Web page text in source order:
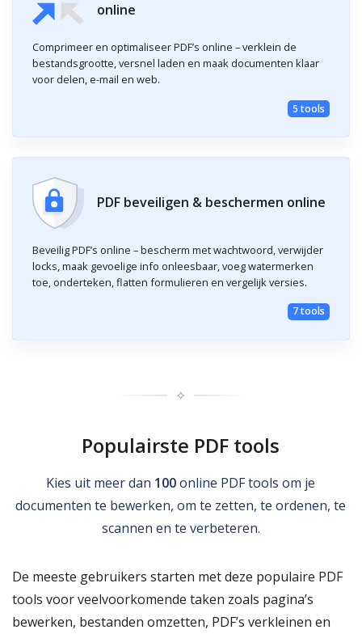
online
Comprimeer en optimaliseer PDF’s online – verklein de
bestandsgrootte, versnel laden en maak documenten klaar
voor delen, e-mail en web.
5 tools
PDF beveiligen & beschermen online
Beveilig PDF’s online – bescherm met wachtwoord, verwijder
locks, maak gevoelige info onleesbaar, voeg watermerken
toe, onderteken, flatten formulieren en vergelijk versies.
7 tools
✧
Populairste PDF tools
Kies uit meer dan 100online PDF tools om je
documenten te bewerken, om te zetten, te ordenen, te
scannen en te verbeteren.
De meeste gebruikers starten met deze populaire PDF
tools voor veelvoorkomende taken zoals pagina’s
bewerken, bestanden omzetten, PDF’s verkleinen en